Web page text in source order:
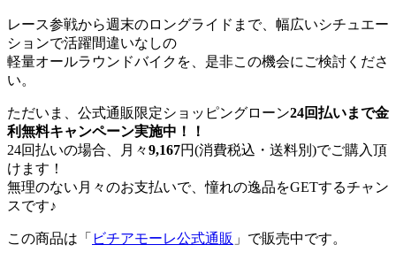
レース参戦から週末のロングライドまで、幅広いシチュエー
ションで活躍間違いなしの
軽量オールラウンドバイクを、是非この機会にご検討くださ
い。
ただいま、公式通販限定ショッピングローン24回払いまで金
利無料キャンペーン実施中！！
24回払いの場合、月々9,167円(消費税込・送料別)でご購入頂
けます！
無理のない月々のお支払いで、憧れの逸品をGETするチャン
スです♪
この商品は「 ビチアモーレ公式通販 」で販売中です。